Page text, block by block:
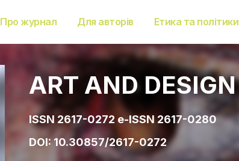
Про журнал Для авторів Етика та політики
ART AND DESIGN
ISSN 2617-0272 e-ISSN 2617-0280
DOI:10.30857/2617-0272